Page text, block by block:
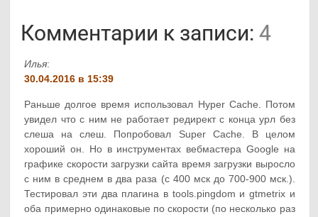
Комментарии к записи:4
Илья:
30.04.2016 в 15:39
Раньше долгое время использовал Hyper Cache. Потом
увидел что с ним не работает редирект с конца урл без
слеша на слеш. Попробовал Super Cache. В целом
хороший он. Но в инструментах вебмастера Google на
графике скорости загрузки сайта время загрузки выросло
с ним в среднем в два раза (с 400 мск до 700-900 мск.).
Тестировал эти два плагина в tools.pingdom и gtmetrix и
оба примерно одинаковые по скорости (по несколько раз